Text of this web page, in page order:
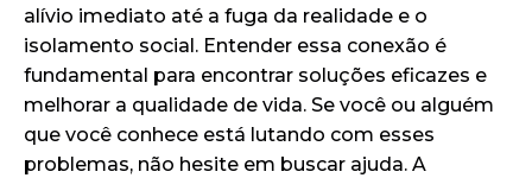
alívio imediato até a fuga da realidade e o
isolamento social. Entender essa conexão é
fundamental para encontrar soluções eficazes e
melhorar a qualidade de vida. Se você ou alguém
que você conhece está lutando com esses
problemas, não hesite em buscar ajuda. A